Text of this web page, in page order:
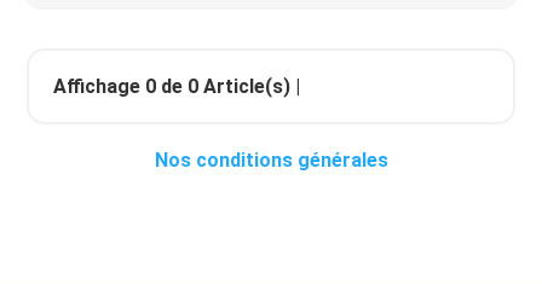
Affichage 0 de 0 Article(s) |
Nos conditions générales